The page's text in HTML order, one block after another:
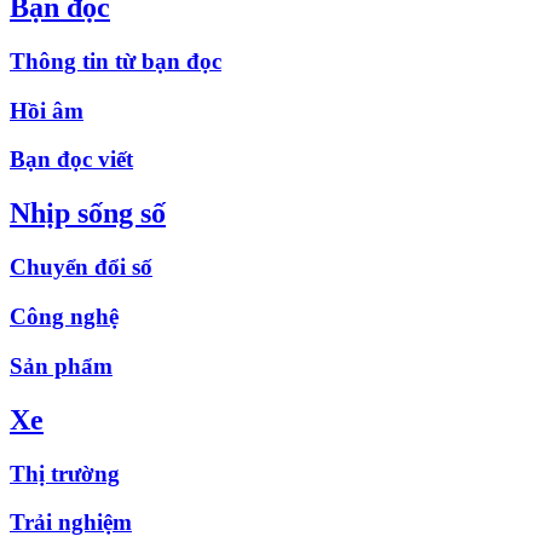
Bạn đọc
Thông tin từ bạn đọc
Hồi âm
Bạn đọc viết
Nhịp sống số
Chuyển đổi số
Công nghệ
Sản phẩm
Xe
Thị trường
Trải nghiệm